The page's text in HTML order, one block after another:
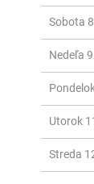
Sobota
Nedeľa
Utorok
Streda